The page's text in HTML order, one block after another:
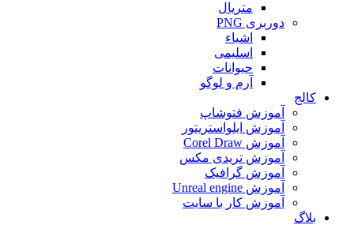
متریال
دوربری PNG
اشیاء
اسلیمی
حیوانات
آرم و لوگو
کالج
آموزش فتوشاپ
آموزش ایلواستریتور
آموزش Corel Draw
آموزش تریدی مکس
آموزش گرافیک
آموزش Unreal engine
آموزش کار با سایت
بلاگ